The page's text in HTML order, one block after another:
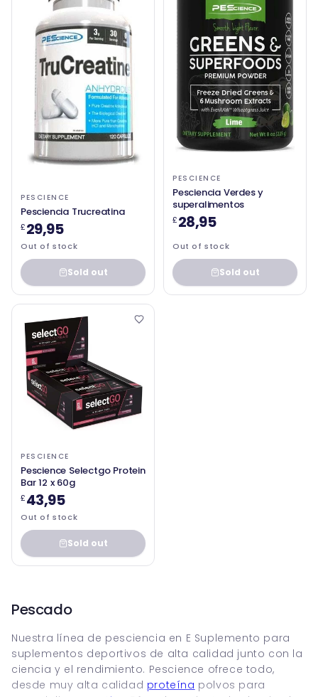
PESCIENCE
Pesciencia Trucreatina
£29,95
Out of stock
Sold out
PESCIENCE
Pesciencia Verdes y
superalimentos
£28,95
Out of stock
Sold out
PESCIENCE
Pescience Selectgo Protein
Bar 12 x 60g
£43,95
Out of stock
Sold out
Pescado
Nuestra línea de pesciencia en E Suplemento para
suplementos deportivos de alta calidad junto con la
ciencia y el rendimiento. Pescience ofrece todo,
desde muy alta calidad proteína polvos para